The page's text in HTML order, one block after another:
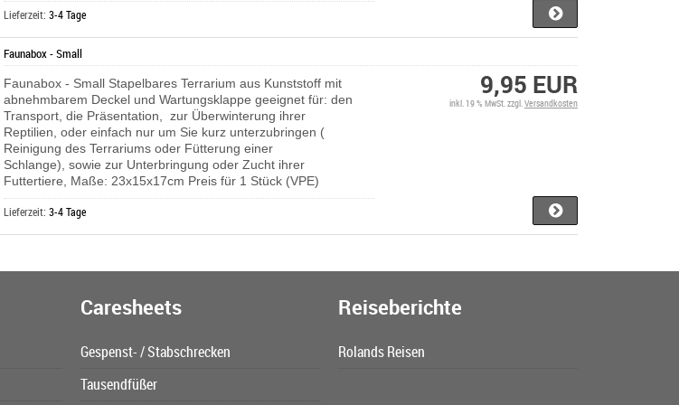
Lieferzeit:3-4 Tage
Faunabox - Small
Faunabox - Small Stapelbares Terrarium aus Kunststoff mit
abnehmbarem Deckel und Wartungsklappe geeignet für: den
Transport, die Präsentation, zur Überwinterung ihrer
Reptilien, oder einfach nur um Sie kurz unterzubringen (
Reinigung des Terrariums oder Fütterung einer
Schlange), sowie zur Unterbringung oder Zucht ihrer
Futtertiere, Maße: 23x15x17cm Preis für 1 Stück (VPE)
Lieferzeit:3-4 Tage
9,95 EUR
inkl. 19 % MwSt. zzgl. Versandkosten
Caresheets
Gespenst- / Stabschrecken
Tausendfüßer
Reiseberichte
Rolands Reisen